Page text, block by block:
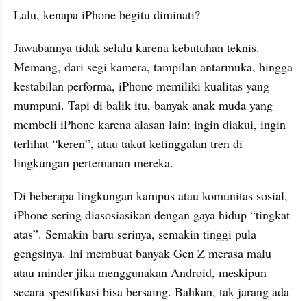
Lalu, kenapa iPhone begitu diminati?
Jawabannya tidak selalu karena kebutuhan teknis.
Memang, dari segi kamera, tampilan antarmuka, hingga
kestabilan performa, iPhone memiliki kualitas yang
mumpuni. Tapi di balik itu, banyak anak muda yang
membeli iPhone karena alasan lain: ingin diakui, ingin
terlihat “keren”, atau takut ketinggalan tren di
lingkungan pertemanan mereka.
Di beberapa lingkungan kampus atau komunitas sosial,
iPhone sering diasosiasikan dengan gaya hidup “tingkat
atas”. Semakin baru serinya, semakin tinggi pula
gengsinya. Ini membuat banyak Gen Z merasa malu
atau minder jika menggunakan Android, meskipun
secara spesifikasi bisa bersaing. Bahkan, tak jarang ada